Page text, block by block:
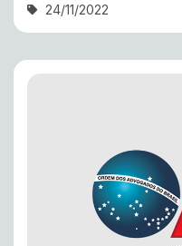
24/11/2022